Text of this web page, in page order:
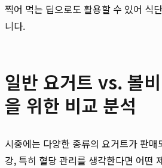
찍어 먹는 딥으로도 활용할 수 있어 식
니다.
일반 요거트 vs. 볼
을 위한 비교 분석
시중에는 다양한 종류의 요거트가 판매
강, 특히 혈당 관리를 생각한다면 어떤